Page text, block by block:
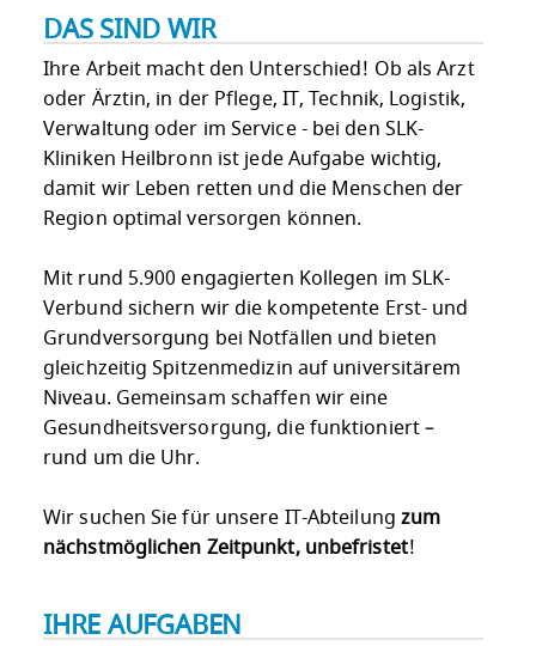
DAS SIND WIR
Ihre Arbeit macht den Unterschied! Ob als Arzt
oder Ärztin, in der Pflege, IT, Technik, Logistik,
Verwaltung oder im Service - bei den SLK-
Kliniken Heilbronn ist jede Aufgabe wichtig,
damit wir Leben retten und die Menschen der
Region optimal versorgen können.
Mit rund 5.900 engagierten Kollegen im SLK-
Verbund sichern wir die kompetente Erst- und
Grundversorgung bei Notfällen und bieten
gleichzeitig Spitzenmedizin auf universitärem
Niveau. Gemeinsam schaffen wir eine
Gesundheitsversorgung, die funktioniert –
rund um die Uhr.
Wir suchen Sie für unsere IT-Abteilung zum
nächstmöglichen Zeitpunkt, unbefristet!
IHRE AUFGABEN